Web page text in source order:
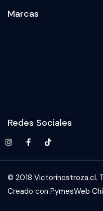
Marcas
Redes Sociales
© 2018 Victorinostroza.cl.
Creado con PymesWeb